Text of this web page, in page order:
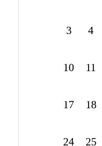
3 4
10 11
17 18
24 25